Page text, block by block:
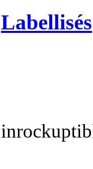
Labellisés